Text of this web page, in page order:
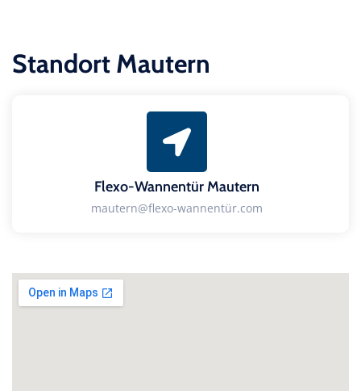
Standort Mautern
Flexo-Wannentür Mautern
mautern@flexo-wannentür.com